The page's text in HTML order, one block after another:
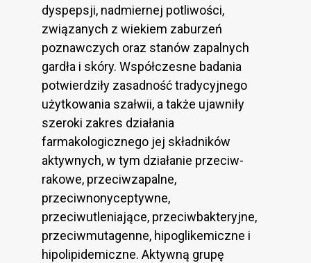
dyspepsji, nadmiernej potliwości,
związanych z wiekiem zaburzeń
poznawczych oraz stanów zapalnych
gardła i skóry. Współczesne badania
potwierdziły zasadność tradycyjnego
użytkowania szałwii, a także ujawniły
szeroki zakres działania
farmakologicznego jej składników
aktywnych, w tym działanie przeciw­
rakowe, przeciwzapalne,
przeciwnonyceptywne,
przeciwutleniające, przeciwbakteryjne,
przeciw­mutagenne, hipoglikemiczne i
hipolipidemiczne. Aktywną grupę